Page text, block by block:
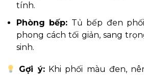
tính.
Phòng bếp: Tủ bếp đen
phong cách tối giản, sang
sinh.
Gợi ý:Khi phối màu đen,